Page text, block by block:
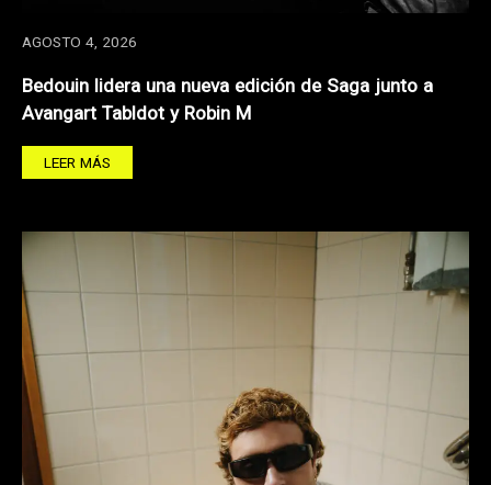
AGOSTO 4, 2026
Bedouin lidera una nueva edición de Saga junto a
Avangart Tabldot y Robin M
LEER MÁS